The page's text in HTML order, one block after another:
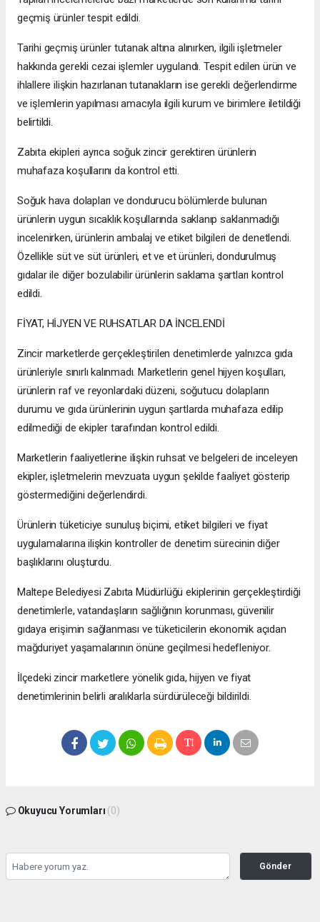
geçmiş ürünler tespit edildi.
Tarihi geçmiş ürünler tutanak altına alınırken, ilgili işletmeler
hakkında gerekli cezai işlemler uygulandı. Tespit edilen ürün ve
ihlallere ilişkin hazırlanan tutanakların ise gerekli değerlendirme
ve işlemlerin yapılması amacıyla ilgili kurum ve birimlere iletildiği
belirtildi.
Zabıta ekipleri ayrıca soğuk zincir gerektiren ürünlerin
muhafaza koşullarını da kontrol etti.
Soğuk hava dolapları ve dondurucu bölümlerde bulunan
ürünlerin uygun sıcaklık koşullarında saklanıp saklanmadığı
incelenirken, ürünlerin ambalaj ve etiket bilgileri de denetlendi.
Özellikle süt ve süt ürünleri, et ve et ürünleri, dondurulmuş
gıdalar ile diğer bozulabilir ürünlerin saklama şartları kontrol
edildi.
FİYAT, HİJYEN VE RUHSATLAR DA İNCELENDİ
Zincir marketlerde gerçekleştirilen denetimlerde yalnızca gıda
ürünleriyle sınırlı kalınmadı. Marketlerin genel hijyen koşulları,
ürünlerin raf ve reyonlardaki düzeni, soğutucu dolapların
durumu ve gıda ürünlerinin uygun şartlarda muhafaza edilip
edilmediği de ekipler tarafından kontrol edildi.
Marketlerin faaliyetlerine ilişkin ruhsat ve belgeleri de inceleyen
ekipler, işletmelerin mevzuata uygun şekilde faaliyet gösterip
göstermediğini değerlendirdi.
Ürünlerin tüketiciye sunuluş biçimi, etiket bilgileri ve fiyat
uygulamalarına ilişkin kontroller de denetim sürecinin diğer
başlıklarını oluşturdu.
Maltepe Belediyesi Zabıta Müdürlüğü ekiplerinin gerçekleştirdiği
denetimlerle, vatandaşların sağlığının korunması, güvenilir
gıdaya erişimin sağlanması ve tüketicilerin ekonomik açıdan
mağduriyet yaşamalarının önüne geçilmesi hedefleniyor.
İlçedeki zincir marketlere yönelik gıda, hijyen ve fiyat
denetimlerinin belirli aralıklarla sürdürüleceği bildirildi.
Okuyucu Yorumları (0)
Gönder